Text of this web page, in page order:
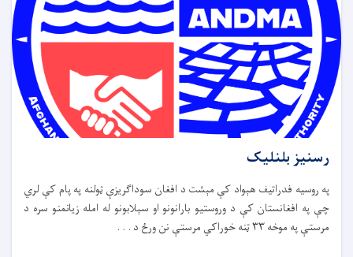
رسنیز بلنلیک
په روسیه فدراتیف هېواد کې مېشت د افغان سوداګریزې ټولنه په پام کې لري
چې په افغانستان کې د وروستیو بارانونو او سېلابونو له امله زیانمنو سره د
مرستې په موخه ۳۳ ټنه خوراکي مرستې نن ورځ د . . .